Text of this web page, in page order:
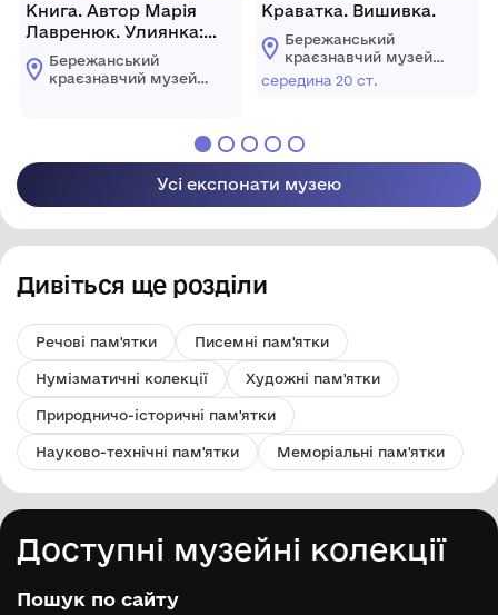
Книга. Автор Марія
Лавренюк. Улиянка:
роман.
Бережанський
краєзнавчий музей
Краватка. Вишивка.
Бережанський
краєзнавчий музей
Бережанської
міської ради
середина 20 ст.
Усі експонати музею
Дивіться ще розділи
Речові пам'ятки Писемні пам'ятки
Нумізматичні колекції Художні пам'ятки
Природничо-історичні пам'ятки
Науково-технічні пам'ятки Меморіальні пам'ятки
Доступні музейні колекції
Пошук по сайту